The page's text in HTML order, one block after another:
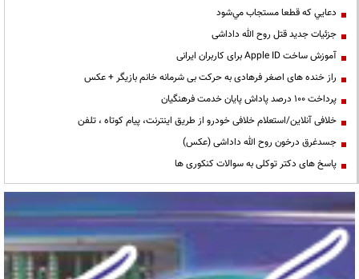
دعايي كه قطعا مستجاب مي‌شود
جزئیات جدید قتل روح الله داداشی
آموزش ساخت Apple ID برای کاربران ایرانی
راز خنده های اصغر فرهادی به حرکت بی شرمانه خانم بازیگر + عکس
پرداخت ۱۰۰ درصد پاداش پایان خدمت فرهنگیان
خلافی آنلاین/استعلام خلافی خودرو از طریق اینترنت، پیام کوتاه ، تلفن
جسدغرق درخون روح الله داداشی (عکس)
پاسخ های دکتر توکلی به سوالات کنکوری ها